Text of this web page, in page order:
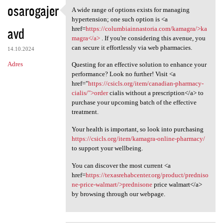
osarogajer
avd
14.10.2024
Adres
A wide range of options
A wide range of options exists for managing
hypertension; one such option is <a
href=https://columbiainnastoria.com/kamagra/>ka
magra</a>. If you're considering this avenue, you
can secure it effortlessly via web pharmacies.
Questing for an effective solution to enhance your
performance? Look no further! Visit <a
href="https://csicls.org/item/canadian-pharmacy-
cialis/">ordercialis without a prescription</a> to
purchase your upcoming batch of the effective
treatment.
Your health is important, so look into purchasing
https://csicls.org/item/kamagra-online-pharmacy/
to support your wellbeing.
You can discover the most current <a
href=https://texasrehabcenter.org/product/predniso
ne-price-walmart/>prednisoneprice walmart</a>
by browsing through our webpage.